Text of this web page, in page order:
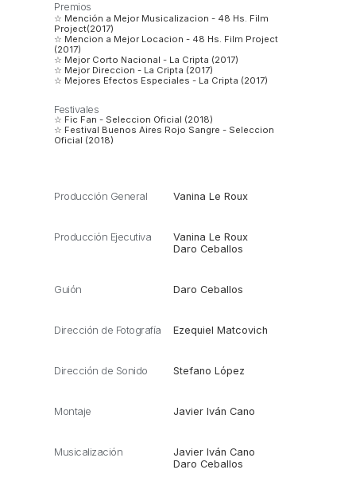
Premios
☆ Mención a Mejor Musicalizacion - 48 Hs. Film
Project(2017)
☆ Mencion a Mejor Locacion - 48 Hs. Film Project
(2017)
☆ Mejor Corto Nacional - La Cripta (2017)
☆ Mejor Direccion - La Cripta (2017)
☆ Mejores Efectos Especiales - La Cripta (2017)
Festivales
☆ Fic Fan - Seleccion Oficial (2018)
☆ Festival Buenos Aires Rojo Sangre - Seleccion
Oficial (2018)
Producción General Vanina Le Roux
Producción Ejecutiva
Vanina Le Roux
Daro Ceballos
Guión Daro Ceballos
Dirección de Fotografía Ezequiel Matcovich
Dirección de Sonido Stefano López
Montaje Javier Iván Cano
Musicalización
Javier Iván Cano
Daro Ceballos